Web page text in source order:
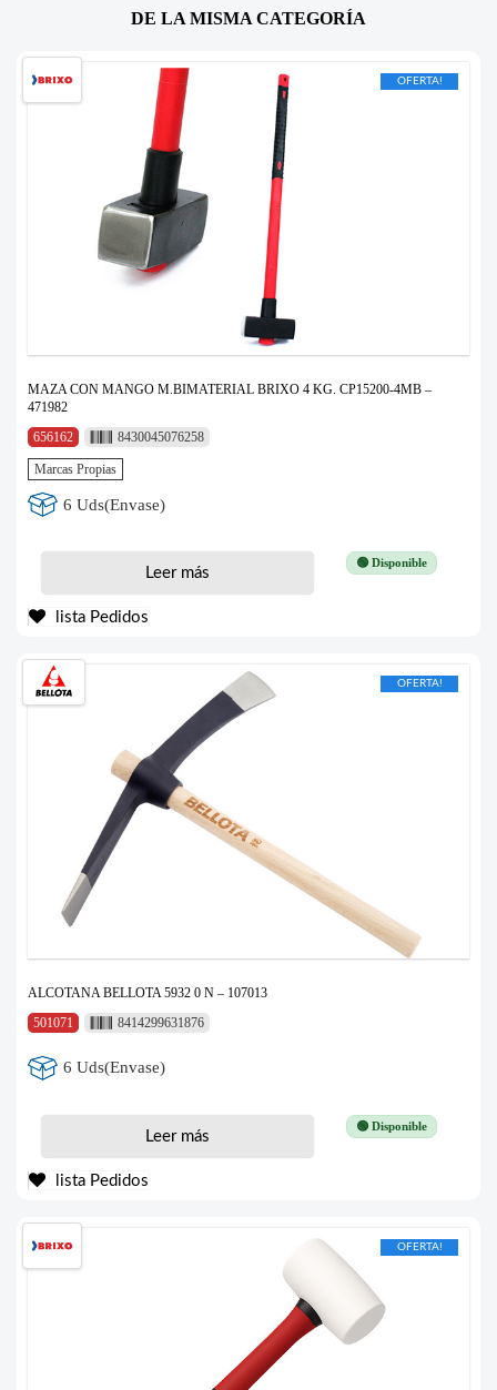
DE LA MISMA CATEGORÍA
OFERTA!
MAZA CON MANGO M.BIMATERIAL BRIXO 4 KG. CP15200-4MB –
471982
656162
8430045076258
Marcas Propias
6 Uds(Envase)
🟢 Disponible
Leer más
lista Pedidos
OFERTA!
ALCOTANA BELLOTA 5932 0 N – 107013
501071
8414299631876
6 Uds(Envase)
🟢 Disponible
Leer más
lista Pedidos
OFERTA!